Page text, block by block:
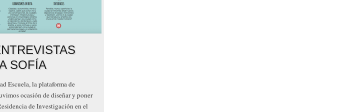
SOFÍA
Escuela, la plataforma de
ocasión de diseñar y poner
de Investigación en el